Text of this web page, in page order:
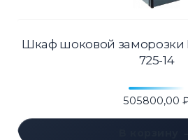
Шкаф шоковой заморозки
725-14
505800,00